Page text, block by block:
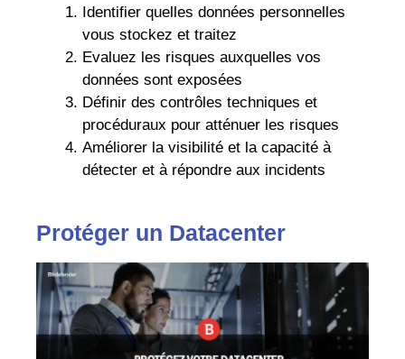
Identifier quelles données personnelles
vous stockez et traitez
Evaluez les risques auxquelles vos
données sont exposées
Définir des contrôles techniques et
procéduraux pour atténuer les risques
Améliorer la visibilité et la capacité à
détecter et à répondre aux incidents
Protéger un Datacenter